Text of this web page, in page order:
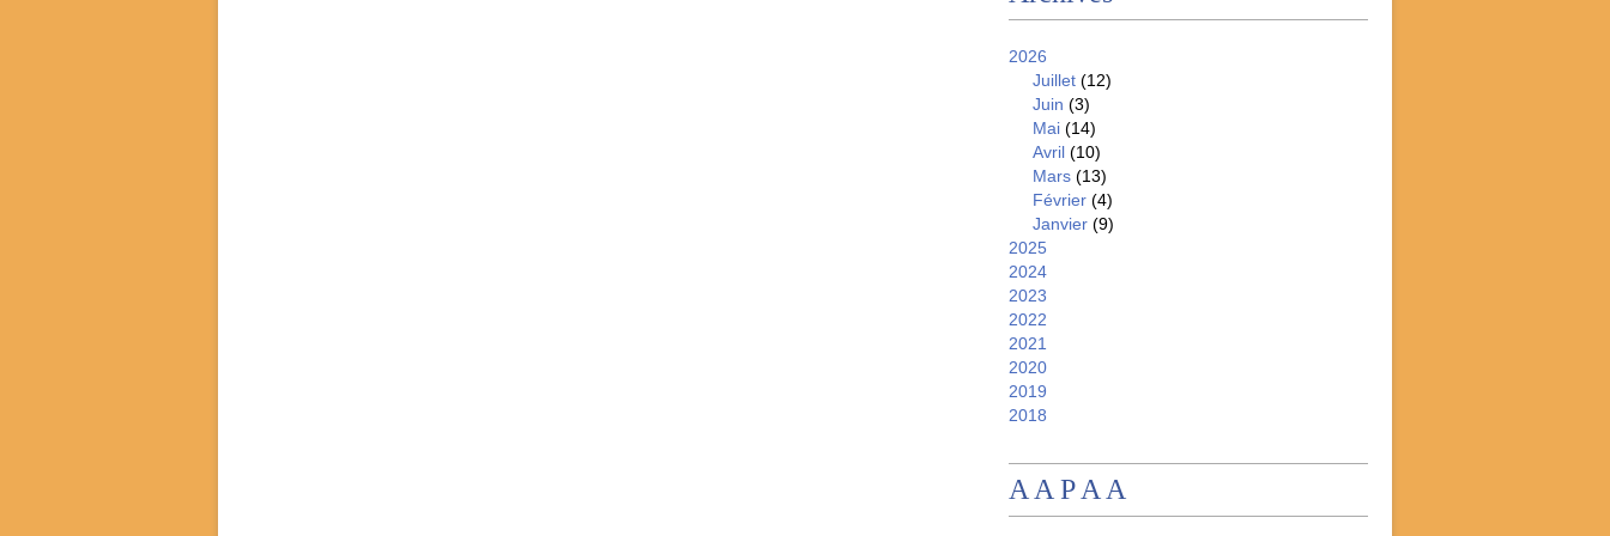
2026
Juillet (12)
Juin (3)
Mai (14)
Avril (10)
Mars (13)
Février (4)
Janvier (9)
2025
2024
2023
2022
2021
2020
2019
2018
A A P A A